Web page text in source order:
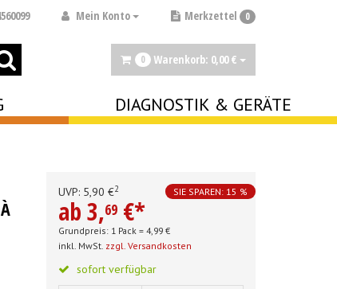
Merkzettel 0
Mein Konto
0 Warenkorb: 0,00 €
DIAGNOSTIK & GERÄTE
UVP: 5,90 €2
ab3,69 €*
SIE SPAREN: 15 %
Grundpreis: 1 Pack = 4,99 €
inkl. MwSt. zzgl. Versandkosten
sofort verfügbar